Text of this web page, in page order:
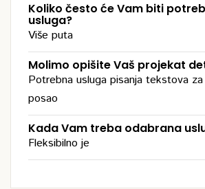
Koliko često će Vam biti
usluga?
Više puta
Molimo opišite Vaš projekat
Potrebna usluga pisanja tekstova
posao
Kada Vam treba odabrana
Fleksibilno je